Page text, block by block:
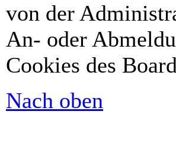
von der
An- oder
Cookies des
Nach oben